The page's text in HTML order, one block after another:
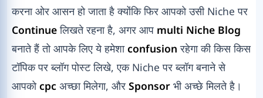
करना ओर आसन हो जाता है क्योंकि फिर आपको उसी Niche पर
Continueलिखते रहना है, अगर आप multi Niche Blog
बनाते हैं तो आपके लिए ये हमेशाconfusionरहेगा की किस किस
टॉपिक पर ब्लॉग पोस्ट लिखे, एक Niche पर ब्लॉग बनाने से
आपकोcpc अच्छा मिलेगा, और Sponsor भी अच्छे मिलते है।